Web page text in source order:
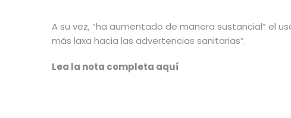
A su vez, “ha aumentado de manera sustancial” el
más laxa hacia las advertencias sanitarias”.
Lea la nota completa aquí